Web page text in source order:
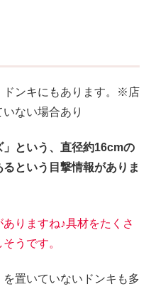
ドンキにもあります。※店
ない場合あり
」という、直径約16cmの
という目撃情報がありま
りますね♪具材をたくさ
うです。
置いていないドンキも多